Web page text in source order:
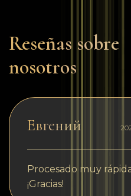
Reseñas sobre
nosotros
Евгений
Procesado muy
¡Gracias!